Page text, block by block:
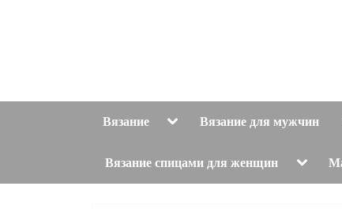
Вязание ToggleВязание для мужчин
Вязание спицами для женщин Toggle
menu